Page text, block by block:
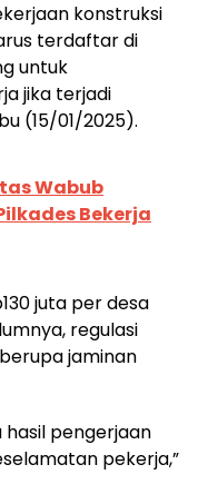
konstruksi
terdaftar di
untuk
jika terjadi
(15/01/2025).
Wabub
Bekerja
juta per desa
regulasi
jaminan
hasil pengerjaan
pekerja,”